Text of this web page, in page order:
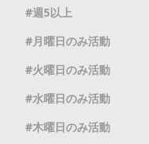
週5以上
月曜日のみ活動
火曜日のみ活動
水曜日のみ活動
木曜日のみ活動